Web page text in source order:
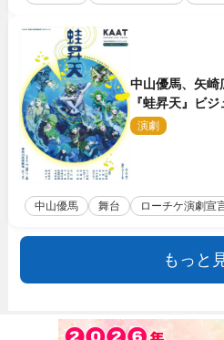
中山優馬、矢
『蛙昇天』ビジ
演劇
中山優馬 舞台 ローチケ演劇宣
もっと